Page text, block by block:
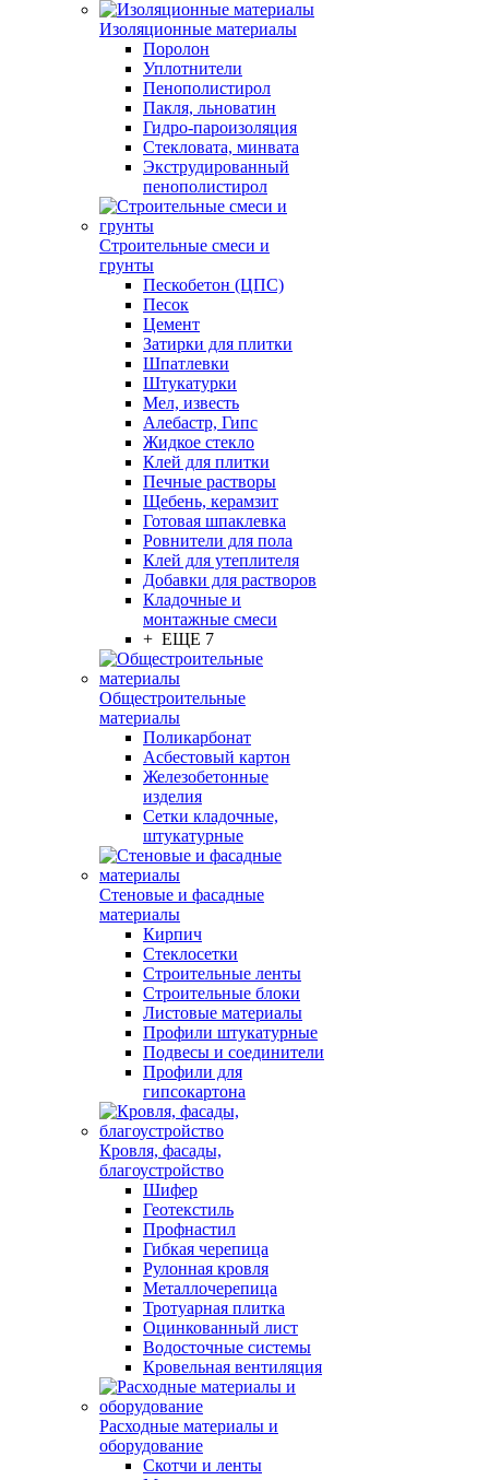
Изоляционные материалы
Поролон
Уплотнители
Пенополистирол
Пакля, льноватин
Гидро-пароизоляция
Стекловата, минвата
Экструдированный
пенополистирол
Строительные смеси и
грунты
Пескобетон (ЦПС)
Песок
Цемент
Затирки для плитки
Шпатлевки
Штукатурки
Мел, известь
Алебастр, Гипс
Жидкое стекло
Клей для плитки
Печные растворы
Щебень, керамзит
Готовая шпаклевка
Ровнители для пола
Клей для утеплителя
Добавки для растворов
Кладочные и
монтажные смеси
+ ЕЩЕ 7
Общестроительные
материалы
Поликарбонат
Асбестовый картон
Железобетонные
изделия
Сетки кладочные,
штукатурные
Стеновые и фасадные
материалы
Кирпич
Стеклосетки
Строительные ленты
Строительные блоки
Листовые материалы
Профили штукатурные
Подвесы и соединители
Профили для
гипсокартона
Кровля, фасады,
благоустройство
Шифер
Геотекстиль
Профнастил
Гибкая черепица
Рулонная кровля
Металлочерепица
Тротуарная плитка
Оцинкованный лист
Водосточные системы
Кровельная вентиляция
Расходные материалы и
оборудование
Скотчи и ленты